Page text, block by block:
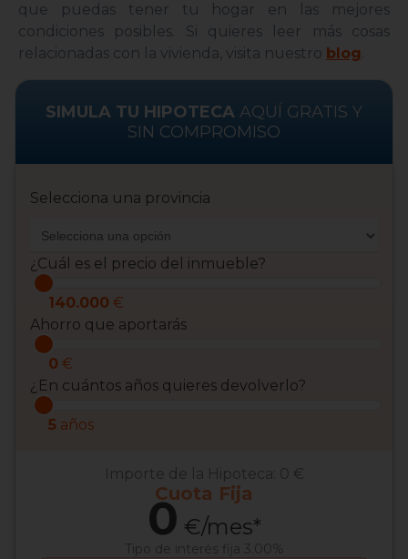
que puedas tener tu hogar en las mejores
condiciones posibles. Si quieres leer más cosas
relacionadas con la vivienda, visita nuestro blog
SIMULA TU HIPOTECA AQUÍ GRATIS Y
SIN COMPROMISO
Selecciona una provincia
¿Cuál es el precio del inmueble?
140.000 €
Ahorro que aportarás
0 €
¿En cuántos años quieres devolverlo?
5 años
Importe de la Hipoteca: 0 €
Cuota Fija
0 €/mes*
Tipo de interés fija 3.00%